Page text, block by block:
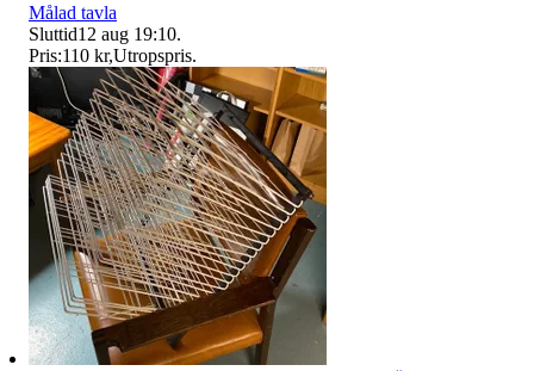
Målad tavla
Sluttid12 aug 19:10.
Pris:110 kr,Utropspris.